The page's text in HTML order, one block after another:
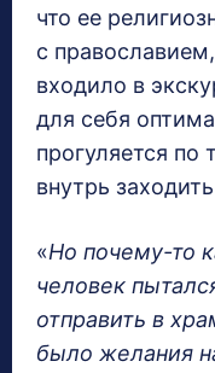
что ее
с
входило в
для себя
прогуляется по
внутрь
«Но почему-то
человек
отправить в
было желания